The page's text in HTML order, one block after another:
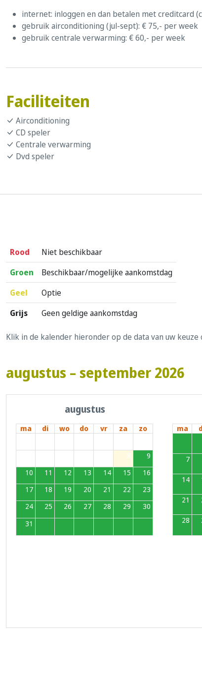
internet: inloggen en dan betalen met creditcard
gebruik airconditioning (jul-sept): € 75,- per week
gebruik centrale verwarming: € 60,- per week
Faciliteiten
Airconditioning
CD speler
Centrale verwarming
Dvd speler
Rood
Niet beschikbaar
Groen
Beschikbaar/mogelijke aankomstdag
Geel
Optie
Grijs
Geen geldige aankomstdag
Klik in de kalender hieronder op de data van uw
augustus – september 2026
augustus
ma di wo do vr za
zo
8
9
10
11 12 13 14 15
16
17
18 19 20 21 22
23
24
25 26 27 28 29
30
31
ma
7
14
21
28